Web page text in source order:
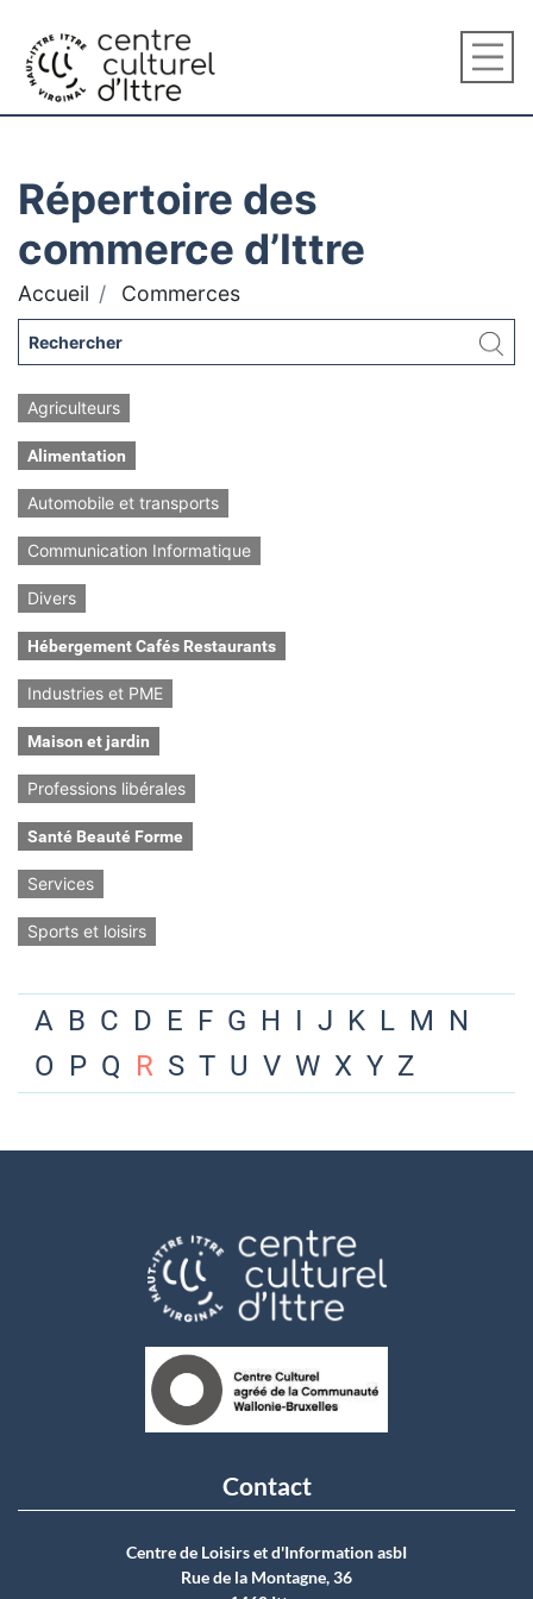
Répertoire des
commerce d’Ittre
Accueil Commerces
Agriculteurs
Alimentation
Automobile et transports
Communication Informatique
Divers
Hébergement Cafés Restaurants
Industries et PME
Maison et jardin
Professions libérales
Santé Beauté Forme
Services
Sports et loisirs
A B C D E F G H I J K L M N
O P Q R S T U V W X Y Z
Contact
Centre de Loisirs et d'Information asbI
Rue de la Montagne, 36